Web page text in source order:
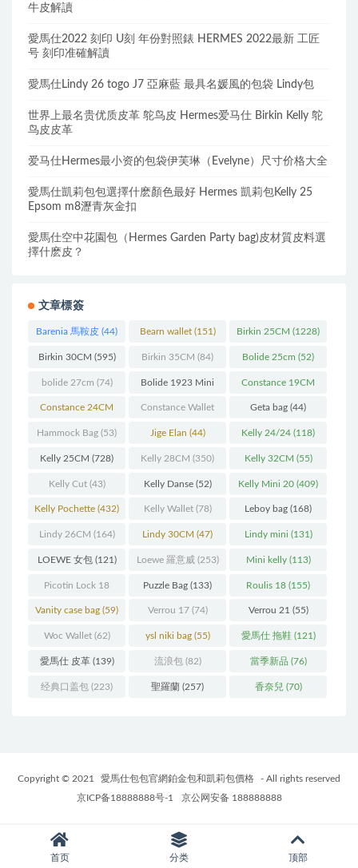
牛皮解讀
愛馬仕2022 刻印 U刻 年份對照錶 HERMES 2022最新 工匠
号 刻印准確解讀
愛馬仕Lindy 26 togo J7 亞麻藍 最具名媛風的包袋 Lindy包
世界上最名贵优质皮革 鸵鸟皮 Hermes爱马仕 Birkin Kelly 鸵
鸟皮皮革
爱马仕Hermes最小资的包袋伊芙琳（Evelyne）尺寸价格大全
愛馬仕凱莉包包選擇什麽顏色最好 Hermes 凱莉包Kelly 25
Epsom m8瀝青灰金扣
愛馬仕空中花園包（Hermes Garden Party bag)皮材質皮料選
擇什麽皮？
文章標簽
Barenia 馬鞍皮 (44) Bearn wallet(151) Birkin 25CM (1228)
Birkin 30CM (595) Birkin 35CM (84) Bolide 25cm (52)
bolide 27cm (74) Bolide 1923 Mini
(93)
Constance 19CM
(571)
Constance 24CM
(216)
Constance Wallet
(60)
Geta bag (44)
Hammock Bag (53) Jige Elan (44) Kelly 24/24 (118)
Kelly 25CM (728) Kelly 28CM (350) Kelly 32CM (55)
Kelly Cut(43) Kelly Danse(52) Kelly Mini 20 (409)
Kelly Pochette (432) Kelly Wallet(78) Leboy bag (168)
Lindy 26CM (164) Lindy 30CM (47) Lindy mini (131)
LOEWE 女包(121) Loewe 羅意威(253) Mini kelly(113)
Picotin Lock 18
(202)
Puzzle Bag (133) Roulis 18 (155)
Vanity case bag (59) Verrou 17(74) Verrou 21 (55)
Woc Wallet(62) ysl niki bag(55) 愛馬仕 拖鞋(121)
愛馬仕 皮革(139) 流浪包(82) 當季新品 (76)
经典口盖包 (223) 聖羅蘭 (257) 香奈兒 (70)
Copyright © 2021 愛馬仕包包官網鉑金包和凱莉包價格
- All rights reserved
京ICP备18888888号-1
京公网安备 188888888
首页 分类 顶部